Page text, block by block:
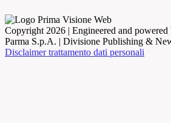
Copyright 2026 | Engineered and
Parma S.p.A. | Divisione Publishing &
Disclaimer trattamento dati personali